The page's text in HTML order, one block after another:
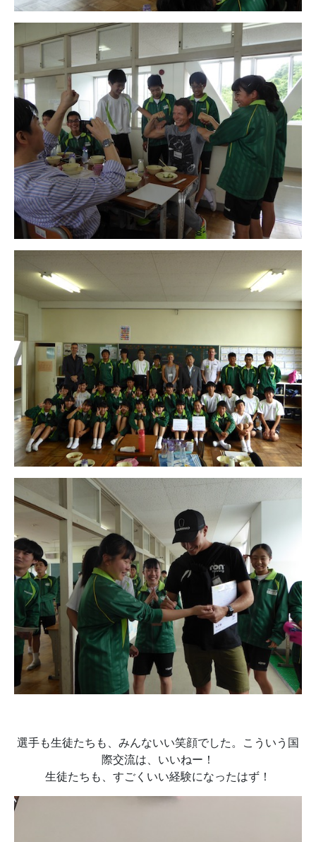
選手も生徒たちも、みんないい笑顔でした。こういう国
際交流は、いいねー！
生徒たちも、すごくいい経験になったはず！